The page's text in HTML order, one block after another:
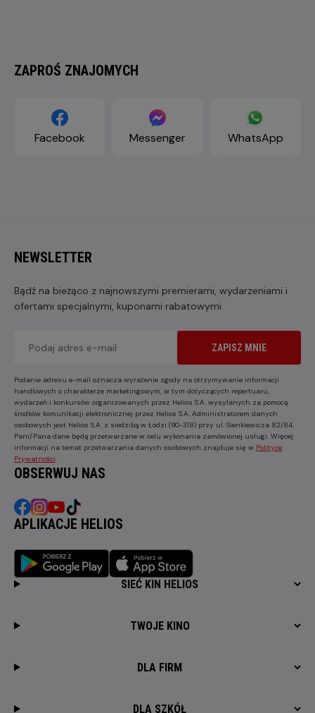
ZAPROŚ ZNAJOMYCH
Facebook Messenger WhatsApp
NEWSLETTER
Bądź na bieżąco z najnowszymi premierami, wydarzeniami i
ofertami specjalnymi, kuponami rabatowymi
ZAPISZ MNIE
Podanie adresu e-mail oznacza wyrażenie zgody na otrzymywanie informacji
handlowych o charakterze marketingowym, w tym dotyczących repertuaru,
wydarzeń i konkursów organizowanych przez Helios S.A. wysyłanych za pomocą
środków komunikacji elektronicznej przez Helios S.A. Administratorem danych
osobowych jest Helios S.A. z siedzibą w Łodzi (90-318) przy ul. Sienkiewicza 82/84.
Pani/Pana dane będą przetwarzane w celu wykonania zamówionej usługi. Więcej
informacji na temat przetwarzania danych osobowych znajduje się w Polityce
Prywatności
OBSERWUJ NAS
APLIKACJE HELIOS
SIEĆ KIN HELIOS
TWOJE KINO
DLA FIRM
DLA SZKÓŁ